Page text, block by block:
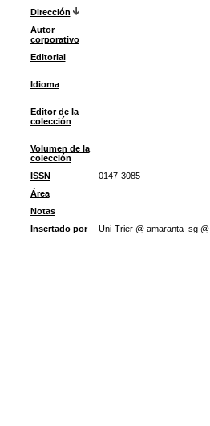
Dirección
Autor
corporativo
Editorial
Idioma
Editor de la
colección
Volumen de la
colección
ISSN
0147-3085
Área
Notas
Insertado por
Uni-Trier @ amaranta_sg @